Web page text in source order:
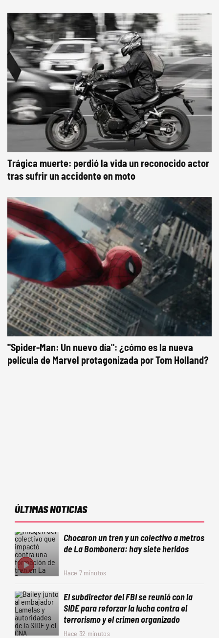
Trágica muerte: perdió la vida un reconocido actor
tras sufrir un accidente en moto
"Spider-Man: Un nuevo día": ¿cómo es la nueva
película de Marvel protagonizada por Tom Holland?
ÚLTIMAS NOTICIAS
Chocaron un tren y un colectivo a metros
de La Bombonera: hay siete heridos
Hace 7 minutos
El subdirector del FBI se reunió con la
SIDE para reforzar la lucha contra el
terrorismo y el crimen organizado
Hace 32 minutos